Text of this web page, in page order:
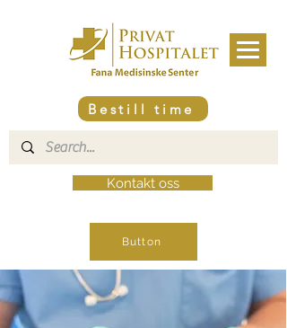
Bestill time
Kontakt oss
Button